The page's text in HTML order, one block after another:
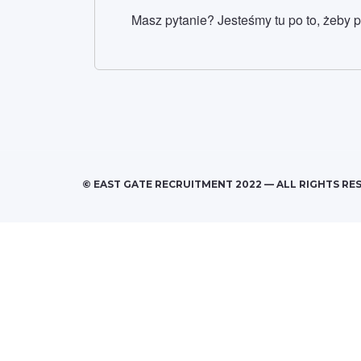
Masz pytanie? Jesteśmy tu po to, żeby
© EAST GATE RECRUITMENT 2022 — ALL RIGHTS